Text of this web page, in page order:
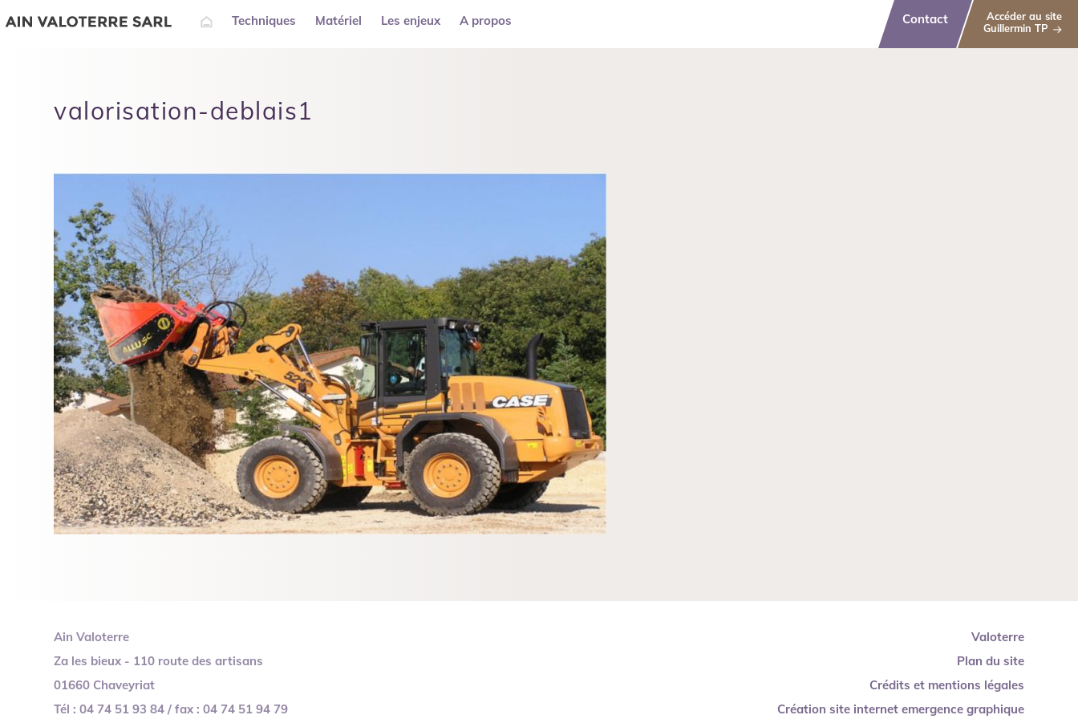
AccueilTechniques Matériel Les enjeux A propos Contact
Accéder au site
Guillermin TP
valorisation-deblais1
Ain Valoterre
Za les bieux - 110 route des artisans
01660 Chaveyriat
Tél : 04 74 51 93 84 / fax : 04 74 51 94 79
Valoterre
Plan du site
Crédits et mentions légales
Création site internet emergence graphique